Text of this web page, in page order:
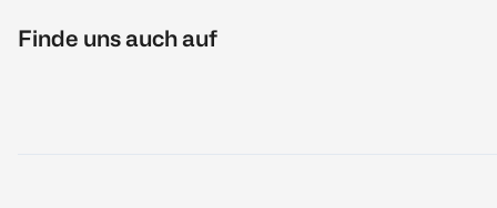
Finde uns auch auf